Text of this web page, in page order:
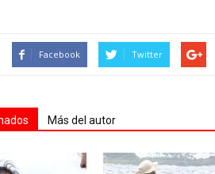
Facebook Twitter
Más del autor